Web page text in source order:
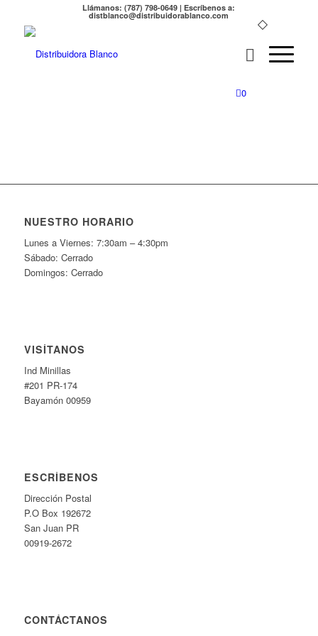
Llámanos: (787) 798-0649 | Escríbenos a:
distblanco@distribuidorablanco.com
0
NUESTRO HORARIO
Lunes a Viernes: 7:30am – 4:30pm
Sábado: Cerrado
Domingos: Cerrado
VISÍTANOS
Ind Minillas
#201 PR-174
Bayamón 00959
ESCRÍBENOS
Dirección Postal
P.O Box 192672
San Juan PR
00919-2672
CONTÁCTANOS